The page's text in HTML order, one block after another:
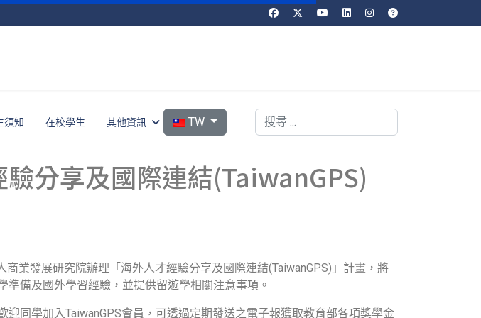
須知 在校學生 其他資訊 選擇你的語言
TW 搜索
分享及國際連結(TaiwanGPS)
業發展研究院辦理「海外人才經驗分享及國際連結(TaiwanGPS)」計畫，將
備及國外學習經驗，並提供留遊學相關注意事項。
迎同學加入TaiwanGPS會員，可透過定期發送之電子報獲取教育部各項獎學金